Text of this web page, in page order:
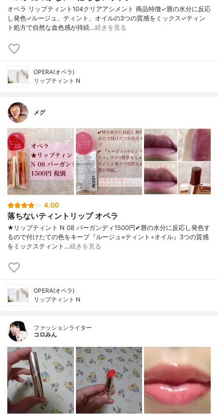
オペラ リップティント104クリアアシメント 商品特徴✓唇の水分に反応
し発色✓ルージュ、ティント、オイルの3つの質感をミックス✓ティン
ト処方で自然な血色感が持続…続きを見る
OPERA(オペラ)
リップティント N
メグ
4.00
落ちないティントリップ オペラ
★リップティント N 08 バーガンディ1500円✔︎唇の水分に反応し発色す
るので付けたての色をキープ『ルージュ×ティント÷オイル』3つの質感
をミックスティント…続きを見る
OPERA(オペラ)
リップティント N
ファッションライター
コロみん